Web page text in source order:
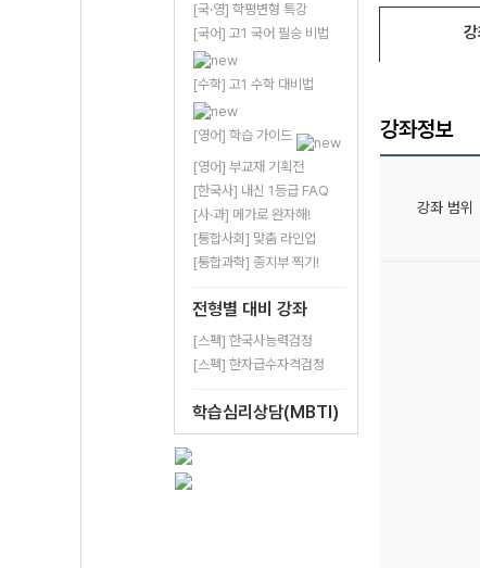
[국·영] 학평변형 특강
[국어] 고1 국어 필승 비법
[수학] 고1 수학 대비법
[영어] 학습 가이드
[영어] 부교재 기획전
[한국사] 내신 1등급 FAQ
[사·과] 메가로 완자해!
[통합사회] 맞춤 라인업
[통합과학] 종지부 찍기!
전형별 대비 강좌
[스펙] 한국사능력검정
[스펙] 한자급수자격검정
학습심리상담(MBTI)
강좌정보
강좌 범위